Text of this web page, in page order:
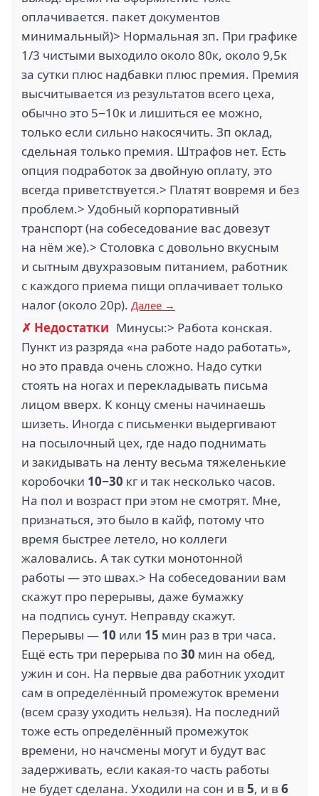
оплачивается. пакет документов
минимальный)> Нормальная зп. При графике
1/3 чистыми выходило около 80к, около 9,5к
за сутки плюс надбавки плюс премия. Премия
высчитывается из результатов всего цеха,
обычно это 5−10к и лишиться ее можно,
только если сильно накосячить. Зп оклад,
сдельная только премия. Штрафов нет. Есть
опция подработок за двойную оплату, это
всегда приветствуется.> Платят вовремя и без
проблем.> Удобный корпоративный
транспорт (на собеседование вас довезут
на нём же).> Столовка с довольно вкусным
и сытным двухразовым питанием, работник
с каждого приема пищи оплачивает только
налог (около 20р). Далее →
✗ Недостатки Минусы:> Работа конская.
Пункт из разряда «на работе надо работать»,
но это правда очень сложно. Надо сутки
стоять на ногах и перекладывать письма
лицом вверх. К концу смены начинаешь
шизеть. Иногда с письменки выдергивают
на посылочный цех, где надо поднимать
и закидывать на ленту весьма тяжеленькие
коробочки 10−30 кг и так несколько часов.
На пол и возраст при этом не смотрят. Мне,
признаться, это было в кайф, потому что
время быстрее летело, но коллеги
жаловались. А так сутки монотонной
работы — это швах.> На собеседовании вам
скажут про перерывы, даже бумажку
на подпись сунут. Неправду скажут.
Перерывы — 10 или 15 мин раз в три часа.
Ещё есть три перерыва по30 мин на обед,
ужин и сон. На первые два работник уходит
сам в определённый промежуток времени
(всем сразу уходить нельзя). На последний
тоже есть определённый промежуток
времени, но начсмены могут и будут вас
задерживать, если какая-то часть работы
не будет сделана. Уходили на сон и в 5, и в 6